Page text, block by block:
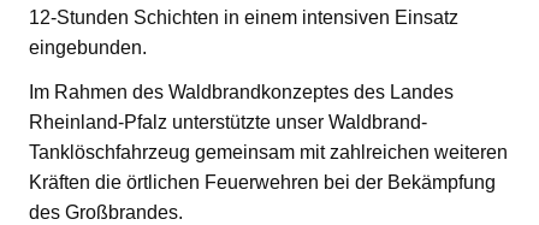
12-Stunden Schichten in einem intensiven Einsatz
eingebunden.
Im Rahmen des Waldbrandkonzeptes des Landes
Rheinland-Pfalz unterstützte unser Waldbrand-
Tanklöschfahrzeug gemeinsam mit zahlreichen weiteren
Kräften die örtlichen Feuerwehren bei der Bekämpfung
des Großbrandes.